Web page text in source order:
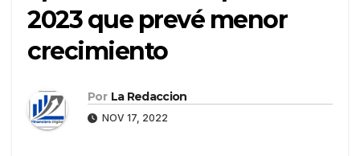
2023 que prevé menor
crecimiento
Por La Redaccion
NOV 17, 2022